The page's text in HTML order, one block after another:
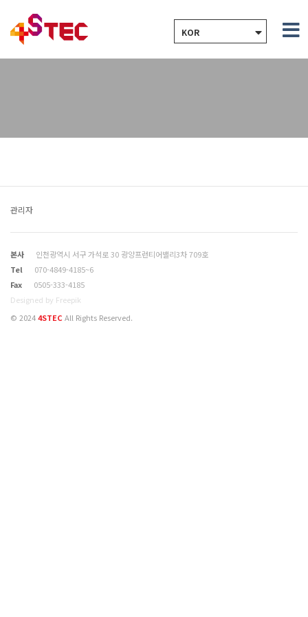
KOR
관리자
본사
인천광역시 서구 가석로 30 광양프런티어밸리3차 709호
Tel
070-4849-4185~6
Fax
0505-333-4185
Designed by Freepik
© 20244STEC All Rights Reserved.